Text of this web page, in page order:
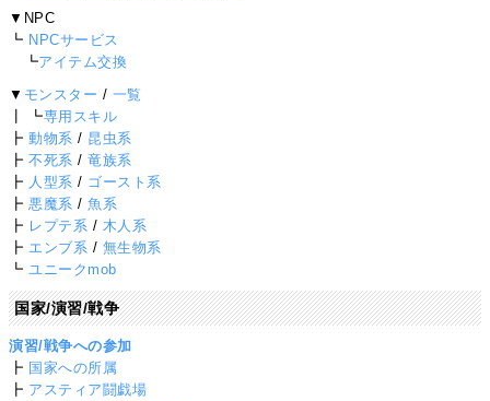
▼NPC
┗ NPCサービス
┗アイテム交換
▼ モンスター / 一覧
┃ ┗専用スキル
┣動物系 / 昆虫系
┣不死系 /竜族系
┣ 人型系 / ゴースト系
┣ 悪魔系 /魚系
┣ レプテ系 / 木人系
┣ エンブ系 / 無生物系
┗ ユニークmob
国家/演習/戦争
演習/戦争への参加
┣ 国家への所属
┣ アスティア闘戯場